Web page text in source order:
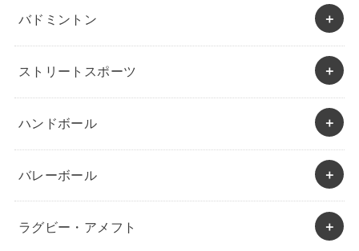
バドミントン
ストリートスポーツ
ハンドボール
バレーボール
ラグビー・アメフト